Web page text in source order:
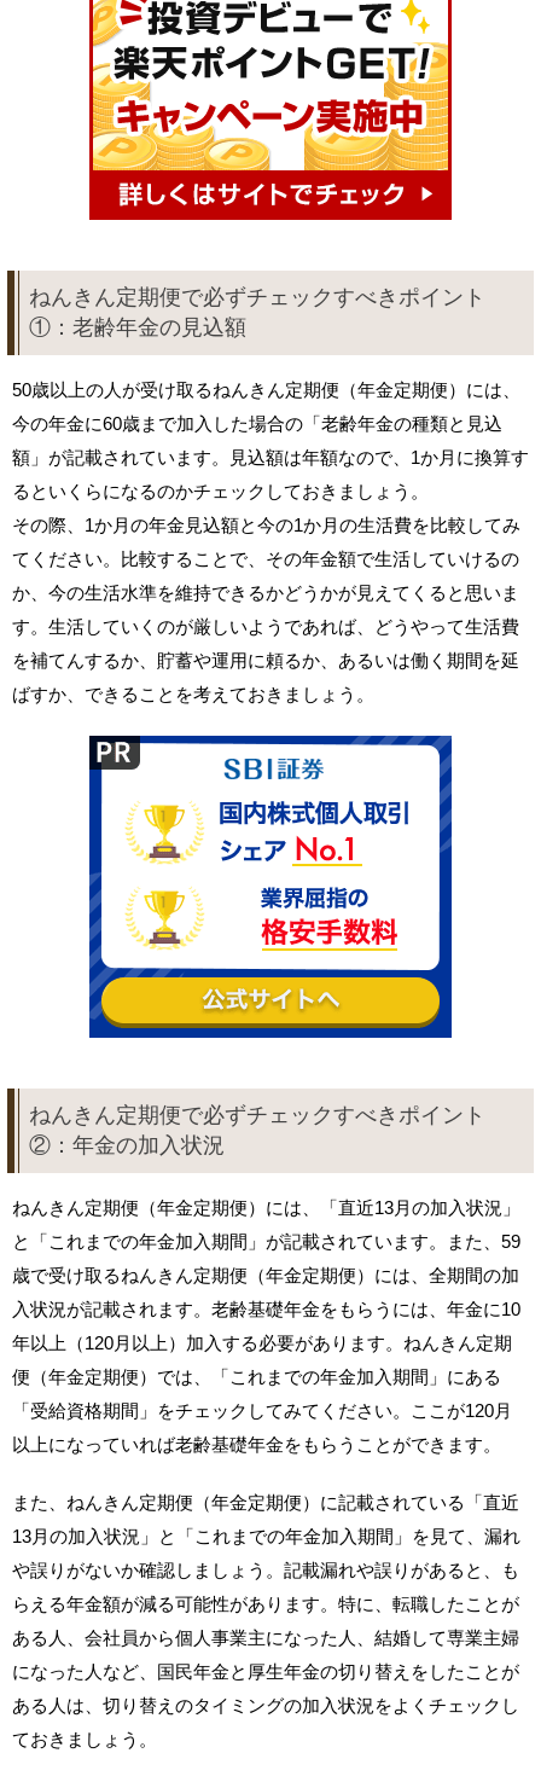
ねんきん定期便で必ずチェックすべきポイント
①：老齢年金の見込額
50歳以上の人が受け取るねんきん定期便（年金定期便）には、
今の年金に60歳まで加入した場合の「老齢年金の種類と見込
額」が記載されています。見込額は年額なので、1か月に換算す
るといくらになるのかチェックしておきましょう。
その際、1か月の年金見込額と今の1か月の生活費を比較してみ
てください。比較することで、その年金額で生活していけるの
か、今の生活水準を維持できるかどうかが見えてくると思いま
す。生活していくのが厳しいようであれば、どうやって生活費
を補てんするか、貯蓄や運用に頼るか、あるいは働く期間を延
ばすか、できることを考えておきましょう。
ねんきん定期便で必ずチェックすべきポイント
②：年金の加入状況
ねんきん定期便（年金定期便）には、「直近13月の加入状況」
と「これまでの年金加入期間」が記載されています。また、59
歳で受け取るねんきん定期便（年金定期便）には、全期間の加
入状況が記載されます。老齢基礎年金をもらうには、年金に10
年以上（120月以上）加入する必要があります。ねんきん定期
便（年金定期便）では、「これまでの年金加入期間」にある
「受給資格期間」をチェックしてみてください。ここが120月
以上になっていれば老齢基礎年金をもらうことができます。
また、ねんきん定期便（年金定期便）に記載されている「直近
13月の加入状況」と「これまでの年金加入期間」を見て、漏れ
や誤りがないか確認しましょう。記載漏れや誤りがあると、も
らえる年金額が減る可能性があります。特に、転職したことが
ある人、会社員から個人事業主になった人、結婚して専業主婦
になった人など、国民年金と厚生年金の切り替えをしたことが
ある人は、切り替えのタイミングの加入状況をよくチェックし
ておきましょう。